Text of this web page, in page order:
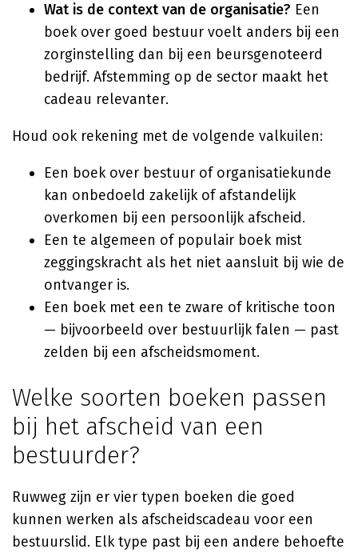
Wat is de context van de organisatie? Een
boek over goed bestuur voelt anders bij een
zorginstelling dan bij een beursgenoteerd
bedrijf. Afstemming op de sector maakt het
cadeau relevanter.
Houd ook rekening met de volgende valkuilen:
Een boek over bestuur of organisatiekunde
kan onbedoeld zakelijk of afstandelijk
overkomen bij een persoonlijk afscheid.
Een te algemeen of populair boek mist
zeggingskracht als het niet aansluit bij wie de
ontvanger is.
Een boek met een te zware of kritische toon
— bijvoorbeeld over bestuurlijk falen — past
zelden bij een afscheidsmoment.
Welke soorten boeken passen
bij het afscheid van een
bestuurder?
Ruwweg zijn er vier typen boeken die goed
kunnen werken als afscheidscadeau voor een
bestuurslid. Elk type past bij een andere behoefte